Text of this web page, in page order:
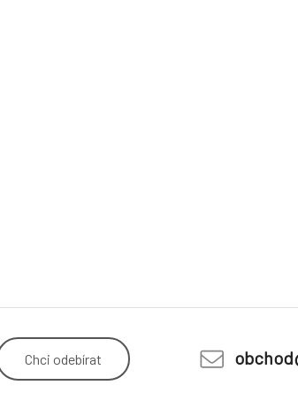
Chci odebírat